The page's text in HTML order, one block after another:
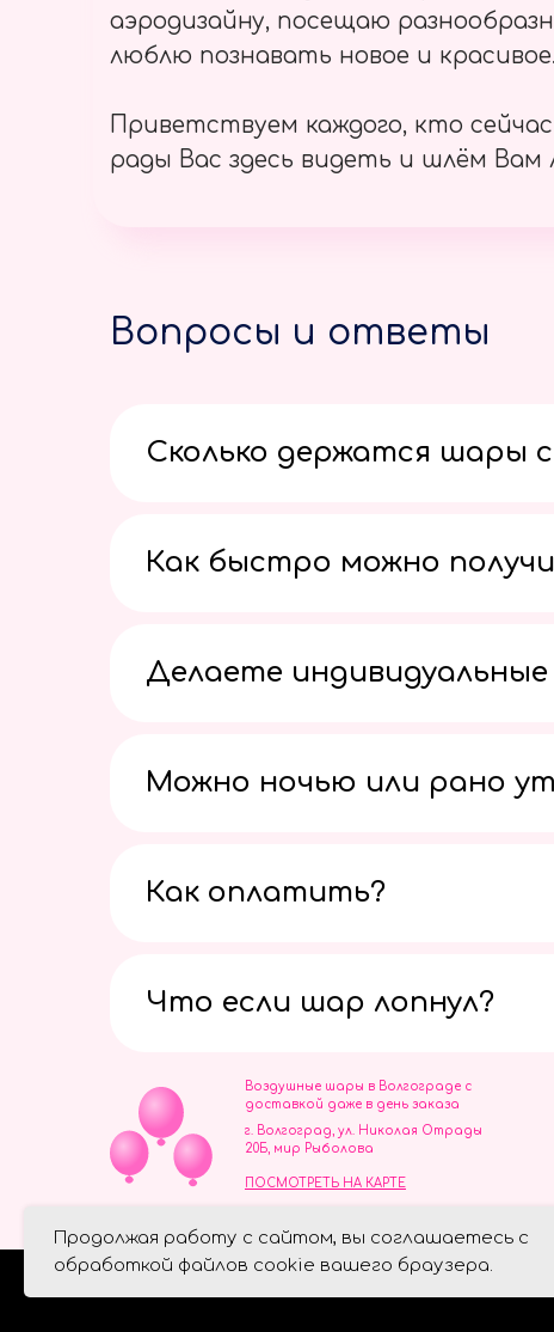
Продолжая работу с сайтом, вы соглашаетесь с
обработкой файлов cookie вашего браузера.
аэродизайну, посещаю
люблю познавать новое и красивое.
Приветствуем каждого, кто
рады Вас здесь видеть и шлём Вам
Вопросы и ответы
Сколько держатся шары с
Как быстро можно
Делаете индивидуальные
Можно ночью или рано
Как оплатить?
Что если шар лопнул?
Воздушные шары в Волгограде с
доставкой даже в день заказа
г. Волгоград, ул. Николая Отрады
20Б, мир Рыболова
ПОСМОТРЕТЬ НА КАРТЕ
ИНН 344110093739
Политика обработки